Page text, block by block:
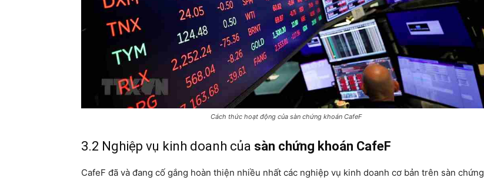
Cách thức hoạt động của sàn chứng khoán CafeF
3.2 Nghiệp vụ kinh doanh của sàn chứng khoán CafeF
CafeF đã và đang cố gắng hoàn thiện nhiều nhất các nghiệp vụ kinh doanh cơ bản trên sàn chứng